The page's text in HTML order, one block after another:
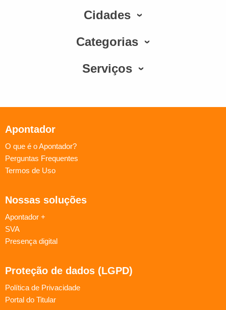
Cidades
Categorias
Serviços
Apontador
O que é o Apontador?
Perguntas Frequentes
Termos de Uso
Nossas soluções
Apontador +
SVA
Presença digital
Proteção de dados (LGPD)
Política de Privacidade
Portal do Titular